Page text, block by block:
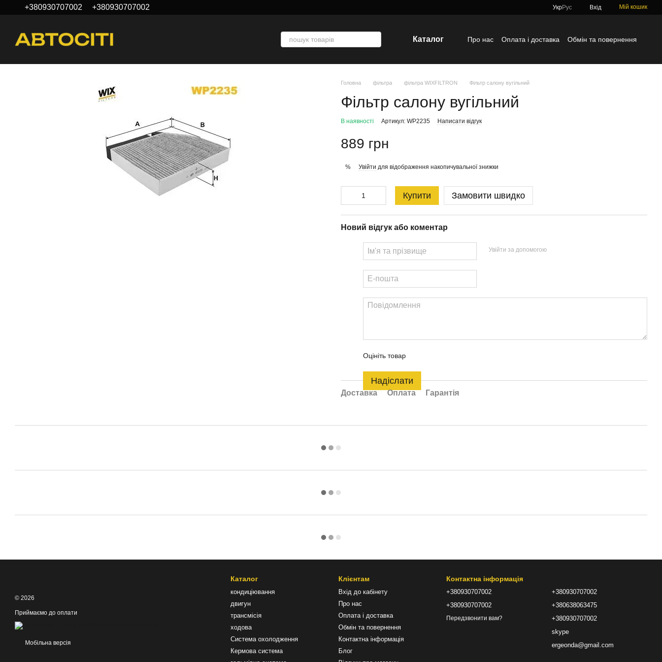
Перейти до основного контенту
+380930707002 +380930707002 УкрРус Вхід Мій кошик
Каталог Про нас Оплата і доставка
Обмін та повернення
Головна фільтра фільтра WIXFILTRON Фільтр салону вугільний
Фільтр салону вугільний
В наявності Артикул: WP2235 Написати відгук
889 грн
% Увійти для відображення накопичувальної знижки
Купити Замовити швидко
Новий відгук або коментар
Увійти за допомогою
Оцініть товар
Надіслати
Доставка Оплата Гарантія
© 2026
Приймаємо до оплати
Мобільна версія
Каталог
кондиціювання
двигун
трансмісія
ходова
Система охолодження
Кермова система
Клієнтам
Вхід до кабінету
Про нас
Оплата і доставка
Обмін та повернення
Контактна інформація
Блог
Контактна інформація
+380930707002
+380930707002
Передзвонити вам?
+380930707002
+380638063475
+380930707002
skype
ergeonda@gmail.com